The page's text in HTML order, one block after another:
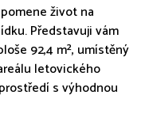
život na
Představuji vám
92,4 m², umístěný
letovického
s výhodnou